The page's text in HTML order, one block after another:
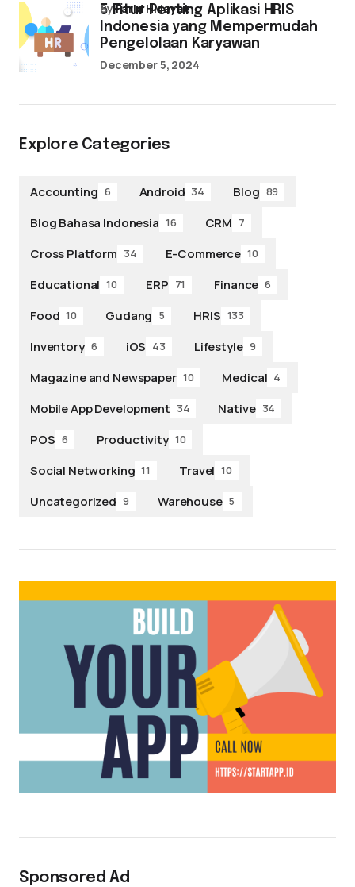
5 Fitur Penting Aplikasi HRIS
Indonesia yang Mempermudah
Pengelolaan Karyawan
byFarid Hidayat
December 5, 2024
Explore Categories
Accounting 6 Android 34 Blog 89
Blog Bahasa Indonesia 16 CRM 7
Cross Platform 34 E-Commerce 10
Educational 10 ERP 71 Finance 6
Food 10 Gudang 5 HRIS 133
Inventory 6 iOS 43 Lifestyle 9
Magazine and Newspaper 10 Medical 4
Mobile App Development 34 Native 34
POS 6 Productivity 10
Social Networking 11 Travel 10
Uncategorized 9 Warehouse 5
Sponsored Ad